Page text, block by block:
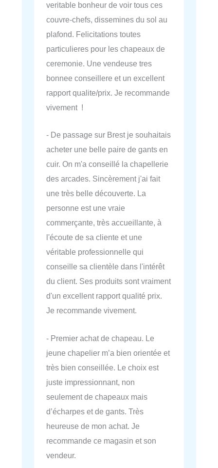
veritable bonheur de voir tous ces
couvre-chefs, dissemines du sol au
plafond. Felicitations toutes
particulieres pour les chapeaux de
ceremonie. Une vendeuse tres
bonnee conseillere et un excellent
rapport qualite/prix. Je recommande
vivement !
- De passage sur Brest je souhaitais
acheter une belle paire de gants en
cuir. On m'a conseillé la chapellerie
des arcades. Sincèrement j'ai fait
une très belle découverte. La
personne est une vraie
commerçante, très accueillante, à
l'écoute de sa cliente et une
véritable professionnelle qui
conseille sa clientèle dans l'intérêt
du client. Ses produits sont vraiment
d'un excellent rapport qualité prix.
Je recommande vivement.
- Premier achat de chapeau. Le
jeune chapelier m’a bien orientée et
très bien conseillée. Le choix est
juste impressionnant, non
seulement de chapeaux mais
d’écharpes et de gants. Très
heureuse de mon achat. Je
recommande ce magasin et son
vendeur.